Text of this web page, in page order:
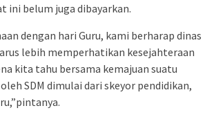
ini belum juga dibayarkan.
dengan hari Guru, kami berharap dinas
lebih memperhatikan kesejahteraan
kita tahu bersama kemajuan suatu
SDM dimulai dari skeyor pendidikan,